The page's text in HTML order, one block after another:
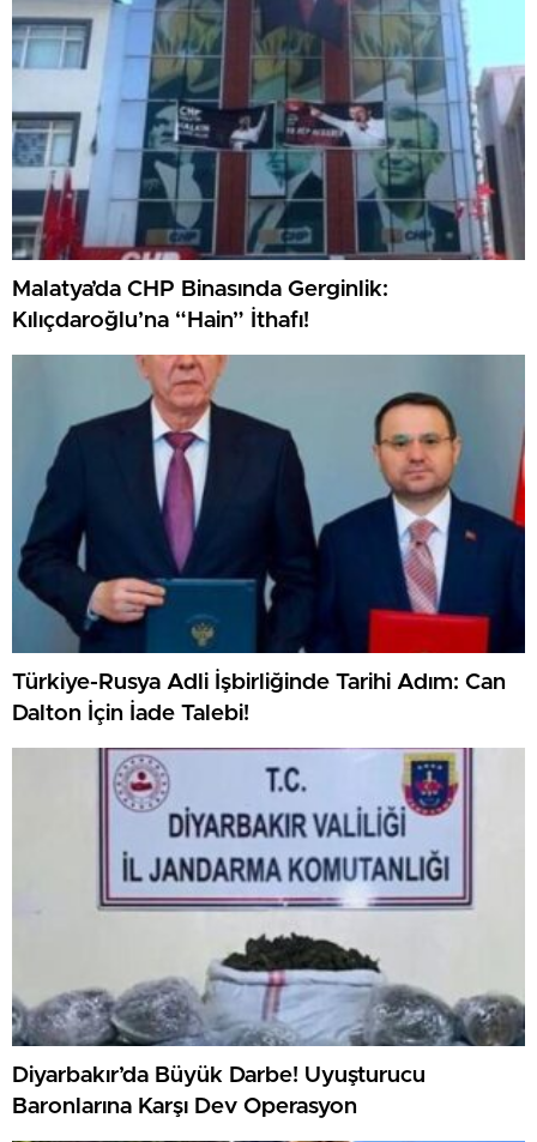
Malatya’da CHP Binasında Gerginlik:
Kılıçdaroğlu’na “Hain” İthafı!
Türkiye-Rusya Adli İşbirliğinde Tarihi Adım: Can
Dalton İçin İade Talebi!
Diyarbakır’da Büyük Darbe! Uyuşturucu
Baronlarına Karşı Dev Operasyon